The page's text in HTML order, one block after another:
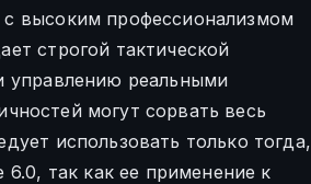
высоким профессионализмом
строгой тактической
управлению реальными
могут сорвать весь
использовать только тогда,
так как ее применение к